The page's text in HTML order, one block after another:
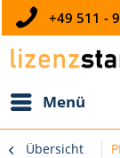
+49 511 -
Menü
Übersicht